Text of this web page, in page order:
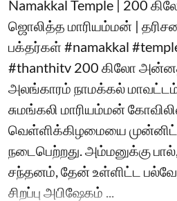
Namakkal Temple | 200
ஜொலித்த மாரியம்மன் |
பக்தர்கள் #namakkal
#thanthitv 200 கிலோ
அலங்காரம் நாமக்கல் மாவட்டம்,
சுமங்கலி மாரியம்மன்
வெள்ளிக்கிழமையை முன்னிட்டு
நடைபெற்றது. அம்மனுக்கு
சந்தனம், தேன் உள்ளிட்ட
சிறப்பு அபிஷேகம் ...